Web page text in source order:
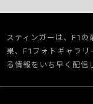
スティンガーは、F1の
果、F1フォトギャラ
る情報をいち早く配信